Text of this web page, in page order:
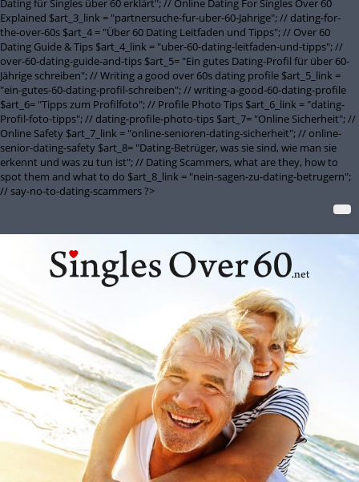
Dating für Singles über 60 erklärt"; // Online Dating For Singles Over 60
Explained $art_3_link = "partnersuche-fur-uber-60-Jahrige"; // dating-for-
the-over-60s $art_4 = "Über 60 Dating Leitfaden und Tipps"; // Over 60
Dating Guide & Tips $art_4_link = "uber-60-dating-leitfaden-und-tipps"; //
over-60-dating-guide-and-tips $art_5= "Ein gutes Dating-Profil für über 60-
Jährige schreiben"; // Writing a good over 60s dating profile $art_5_link =
"ein-gutes-60-dating-profil-schreiben"; // writing-a-good-60-dating-profile
$art_6= "Tipps zum Profilfoto"; // Profile Photo Tips $art_6_link = "dating-
Profil-foto-tipps"; // dating-profile-photo-tips $art_7= "Online Sicherheit"; //
Online Safety $art_7_link = "online-senioren-dating-sicherheit"; // online-
senior-dating-safety $art_8= "Dating-Betrüger, was sie sind, wie man sie
erkennt und was zu tun ist"; // Dating Scammers, what are they, how to
spot them and what to do $art_8_link = "nein-sagen-zu-dating-betrugern";
// say-no-to-dating-scammers ?>